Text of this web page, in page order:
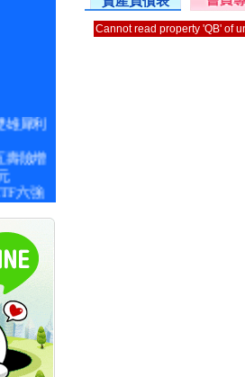
雄犀利
壽險增
六強
ETF溢
Q1外
業績
上櫃
續科技
的力
Cannot read property 'QB' of